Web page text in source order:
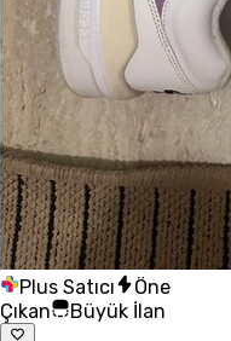
Plus Satıcı
Öne
Çıkan
Büyük İlan